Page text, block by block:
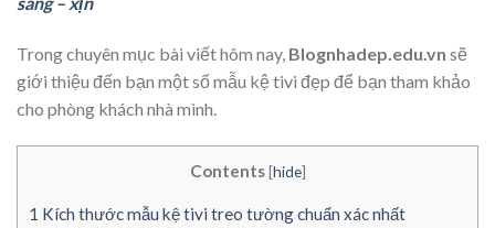
Trong chuyên mục bài viết hôm nay, Blognhadep.edu.vn sẽ
giới thiệu đến bạn một số mẫu kệ tivi đẹp để bạn tham khảo
cho phòng khách nhà mình.
Contents [hide]
1 Kích thước mẫu kệ tivi treo tường chuẩn xác nhất